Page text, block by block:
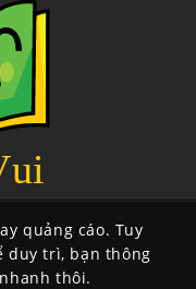
quảng cáo. Tuy
duy trì, bạn thông
thôi.